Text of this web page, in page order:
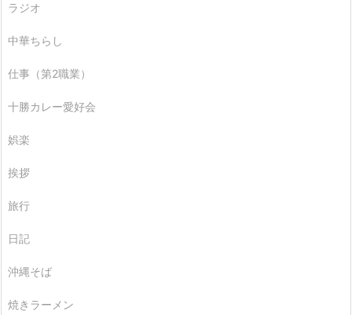
ラジオ
中華ちらし
仕事（第2職業）
十勝カレー愛好会
娯楽
挨拶
旅行
日記
沖縄そば
焼きラーメン